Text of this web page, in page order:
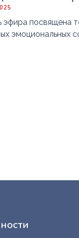
эфира посвящена
эмоциональных